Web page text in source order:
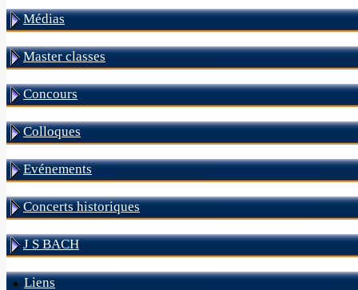
Médias
Master classes
Concours
Colloques
Evénements
Concerts historiques
J S BACH
Liens